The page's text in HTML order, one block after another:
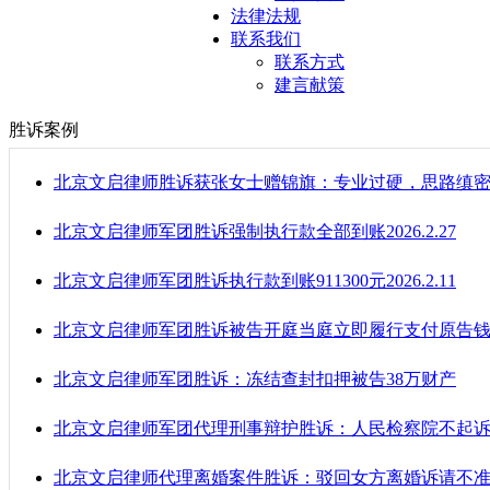
法律法规
联系我们
联系方式
建言献策
胜诉案例
北京文启律师胜诉获张女士赠锦旗：专业过硬，思路缜
北京文启律师军团胜诉强制执行款全部到账2026.2.27
北京文启律师军团胜诉执行款到账911300元2026.2.11
北京文启律师军团胜诉被告开庭当庭立即履行支付原告
北京文启律师军团胜诉：冻结查封扣押被告38万财产
北京文启律师军团代理刑事辩护胜诉：人民检察院不起诉
北京文启律师代理离婚案件胜诉：驳回女方离婚诉请不